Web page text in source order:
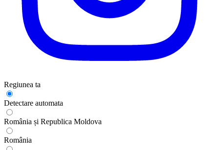
Regiunea ta
Detectare automata
România și Republica Moldova
România